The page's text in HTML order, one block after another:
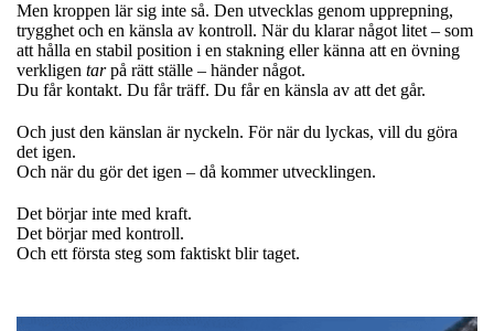
Men kroppen lär sig inte så. Den utvecklas genom upprepning,
trygghet och en känsla av kontroll. När du klarar något litet – som
att hålla en stabil position i en stakning eller känna att en övning
verkligen tarpå rätt ställe – händer något.
Du får kontakt. Du får träff. Du får en känsla av att det går.
Och just den känslan är nyckeln. För när du lyckas, vill du göra
det igen.
Och när du gör det igen – då kommer utvecklingen.
Det börjar inte med kraft.
Det börjar med kontroll.
Och ett första steg som faktiskt blir taget.